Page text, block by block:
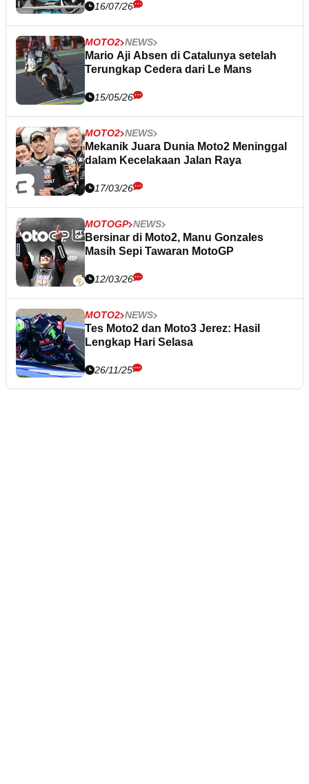
16/07/26
MOTO2 NEWS
Mario Aji Absen di Catalunya setelah
Terungkap Cedera dari Le Mans
15/05/26
MOTO2 NEWS
Mekanik Juara Dunia Moto2 Meninggal
dalam Kecelakaan Jalan Raya
17/03/26
MOTOGP NEWS
Bersinar di Moto2, Manu Gonzales
Masih Sepi Tawaran MotoGP
12/03/26
MOTO2 NEWS
Tes Moto2 dan Moto3 Jerez: Hasil
Lengkap Hari Selasa
26/11/25